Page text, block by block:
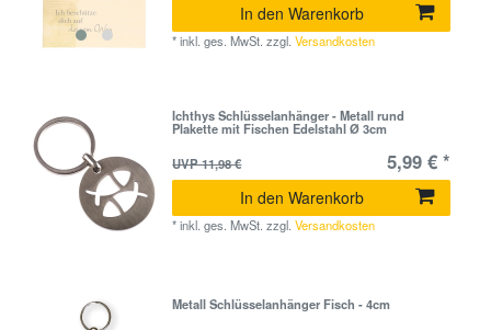
In den Warenkorb
*inkl. ges. MwSt. zzgl.Versandkosten
Ichthys Schlüsselanhänger - Metall rund
Plakette mit Fischen Edelstahl Ø 3cm
UVP 11,98 €
5,99 € *
In den Warenkorb
*inkl. ges. MwSt. zzgl.Versandkosten
Metall Schlüsselanhänger Fisch - 4cm